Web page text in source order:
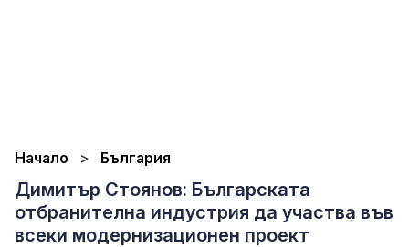
Начало България
Димитър Стоянов: Българската
отбранителна индустрия да участва във
всеки модернизационен проект